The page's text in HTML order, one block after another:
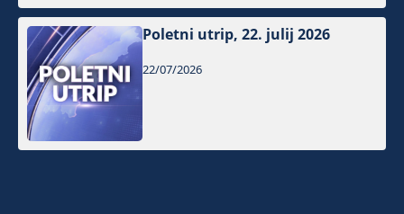
Poletni utrip, 22. julij 2026
22/07/2026